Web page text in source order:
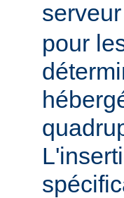
pour